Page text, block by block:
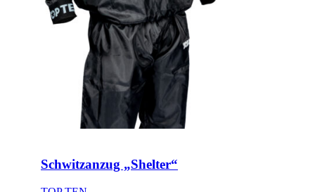
Schwitzanzug „Shelter“